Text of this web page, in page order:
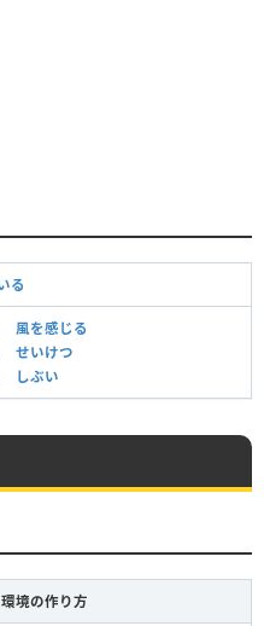
る
風を感じる
せいけつ
しぶい
境の作り方